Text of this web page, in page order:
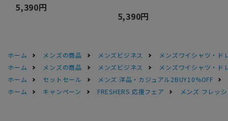
5,390円
5,390円
ホーム メンズの商品 メンズビジネス
メンズワイシャツ・ド
ホーム
メンズの商品 メンズビジネス
メンズワイシャツ・ド
ホーム
セットセール
メンズ 洋品・カジュアル2BUY10%OFF
ホーム
キャンペーン FRESHERS 応援フェア メンズ フレッ